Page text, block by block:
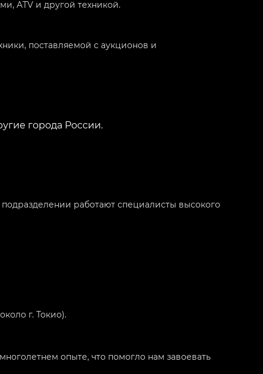
ATV и другой техникой.
поставляемой с аукционов и
города России.
работают специалисты высокого
г. Токио).
опыте, что помогло нам завоевать